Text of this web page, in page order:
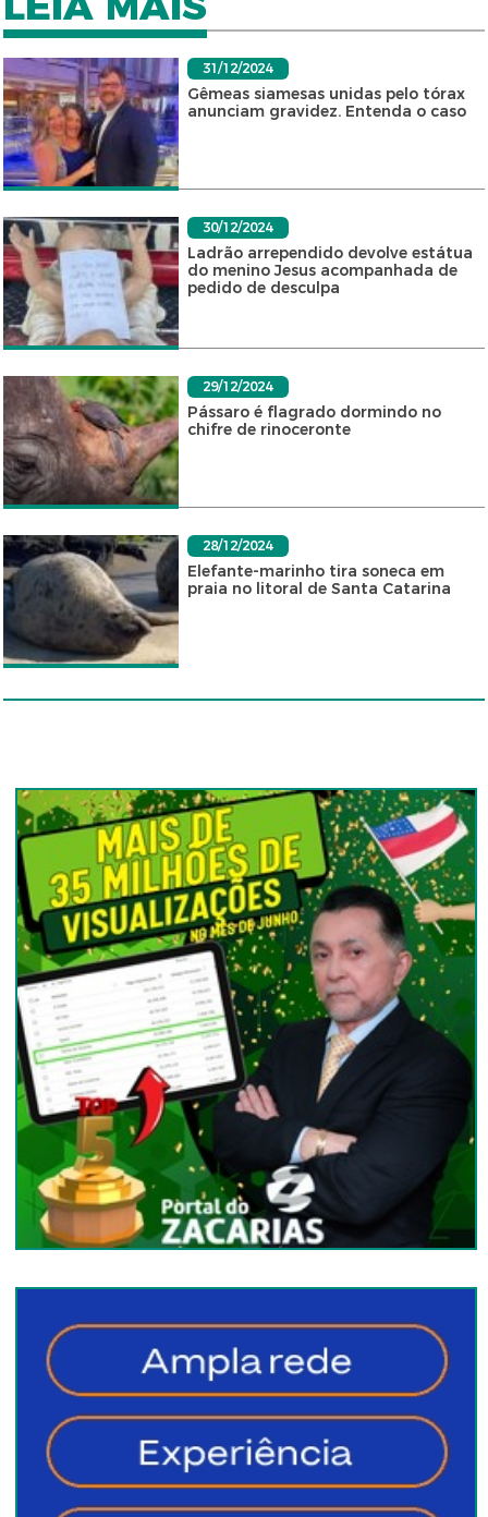
31/12/2024
Gêmeas siamesas unidas pelo tórax
anunciam gravidez. Entenda o caso
30/12/2024
Ladrão arrependido devolve estátua
do menino Jesus acompanhada de
pedido de desculpa
29/12/2024
Pássaro é flagrado dormindo no
chifre de rinoceronte
28/12/2024
Elefante-marinho tira soneca em
praia no litoral de Santa Catarina